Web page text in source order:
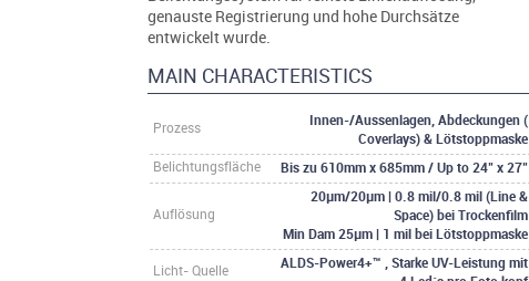
genauste Registrierung und hohe Durchsätze
entwickelt wurde.
MAIN CHARACTERISTICS
Prozess
Innen-/Aussenlagen, Abdeckungen (
Coverlays) & Lötstoppmaske
Belichtungsfläche Bis zu 610mm x 685mm / Up to 24" x 27"
Auflösung
20µm/20µm | 0.8 mil/0.8 mil (Line &
Space) bei Trockenfilm
Min Dam 25µm | 1 mil bei Lötstoppmaske
Licht- Quelle
ALDS-Power4+™ , Starke UV-Leistung mit